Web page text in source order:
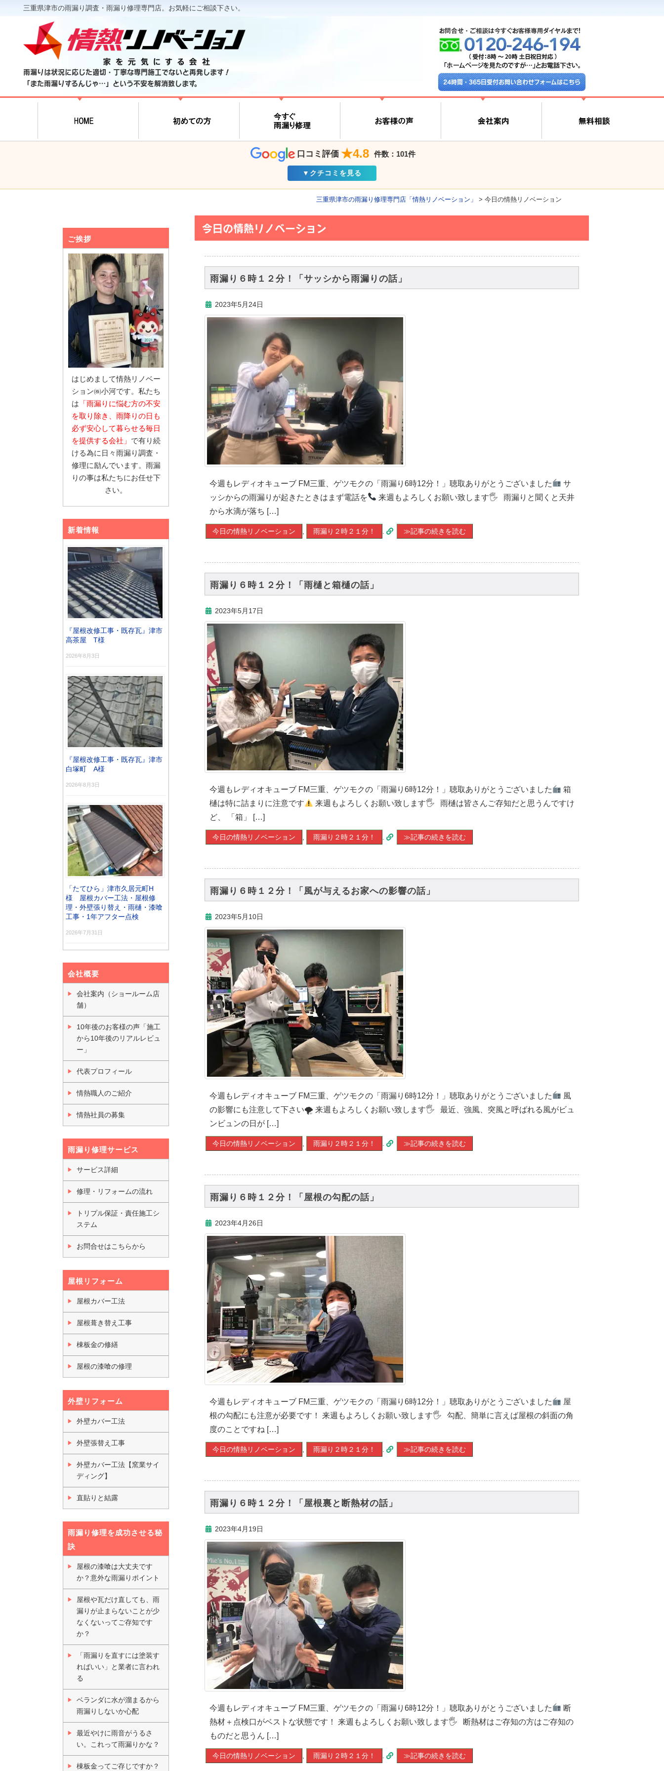
三重県津市の雨漏り調査・雨漏り修理専門店。お気軽にご相談下さい。
雨漏りは状況に応じた適切・丁寧な専門施工でないと再発します！
「また雨漏りするんじゃ…」という不安を解消致します。
24時間・365日受付お問い合わせフォームはこちら
口コミ評価 ★4.8 件数：101件
▼クチコミを見る
三重県津市の雨漏り修理専門店「情熱リノベーション」 > 今日の情熱リノベーション
今日の情熱リノベーション
雨漏り６時１２分！「サッシから雨漏りの話」
2023年5月24日
今週もレディオキューブ FM三重、ゲツモクの「雨漏り6時12分！」聴取ありがとうございました
サ
ッシからの雨漏りが起きたときはまず電話を
来週もよろしくお願い致します🖐 雨漏りと聞くと天井
から水滴が落ち […]
今日の情熱リノベーション 雨漏り２時２１分！ ≫記事の続きを読む
雨漏り６時１２分！「雨樋と箱樋の話」
2023年5月17日
今週もレディオキューブ FM三重、ゲツモクの「雨漏り6時12分！」聴取ありがとうございました
箱
樋は特に詰まりに注意です
来週もよろしくお願い致します🖐 雨樋は皆さんご存知だと思うんですけ
ど、 「箱」 […]
今日の情熱リノベーション 雨漏り２時２１分！ ≫記事の続きを読む
雨漏り６時１２分！「風が与えるお家への影響の話」
2023年5月10日
今週もレディオキューブ FM三重、ゲツモクの「雨漏り6時12分！」聴取ありがとうございました
風
の影響にも注意して下さい🌪 来週もよろしくお願い致します🖐 最近、強風、突風と呼ばれる風がビュ
ンビュンの日が […]
今日の情熱リノベーション 雨漏り２時２１分！ ≫記事の続きを読む
雨漏り６時１２分！「屋根の勾配の話」
2023年4月26日
今週もレディオキューブ FM三重、ゲツモクの「雨漏り6時12分！」聴取ありがとうございました
屋
根の勾配にも注意が必要です！ 来週もよろしくお願い致します🖐 勾配、簡単に言えば屋根の斜面の角
度のことですね […]
今日の情熱リノベーション 雨漏り２時２１分！ ≫記事の続きを読む
雨漏り６時１２分！「屋根裏と断熱材の話」
2023年4月19日
今週もレディオキューブ FM三重、ゲツモクの「雨漏り6時12分！」聴取ありがとうございました
断
熱材＋点検口がベストな状態です！ 来週もよろしくお願い致します🖐 断熱材はご存知の方はご存知の
ものだと思うん […]
今日の情熱リノベーション 雨漏り２時２１分！ ≫記事の続きを読む
ご挨拶
はじめまして情熱リノベー
ション㈱小河です。私たち
は 「雨漏りに悩む方の不安
を取り除き、雨降りの日も
必ず安心して暮らせる毎日
を提供する会社」 で有り続
ける為に日々雨漏り調査・
修理に励んでいます。雨漏
りの事は私たちにお任せ下
さい。
新着情報
『屋根改修工事・既存瓦』津市
高茶屋 T様
2026年8月3日
『屋根改修工事・既存瓦』津市
白塚町 A様
2026年8月3日
「たてひら」津市久居元町H
様 屋根カバー工法・屋根修
理・外壁張り替え・雨樋・漆喰
工事・1年アフター点検
2026年7月31日
会社概要
会社案内（ショールーム店
舗）
10年後のお客様の声「施工
から10年後のリアルレビュ
ー」
代表プロフィール
情熱職人のご紹介
情熱社員の募集
雨漏り修理サービス
サービス詳細
修理・リフォームの流れ
トリプル保証・責任施工シ
ステム
お問合せはこちらから
屋根リフォーム
屋根カバー工法
屋根葺き替え工事
棟板金の修繕
屋根の漆喰の修理
外壁リフォーム
外壁カバー工法
外壁張替え工事
外壁カバー工法【窯業サイ
ディング】
直貼りと結露
雨漏り修理を成功させる秘
訣
屋根の漆喰は大丈夫です
か？意外な雨漏りポイント
屋根や瓦だけ直しても、雨
漏りが止まらないことが少
なくないってご存知です
か？
「雨漏りを直すには塗装す
ればいい」と業者に言われ
る
ベランダに水が溜まるから
雨漏りしないか心配
最近やけに雨音がうるさ
い。これって雨漏りかな？
棟板金ってご存じですか？